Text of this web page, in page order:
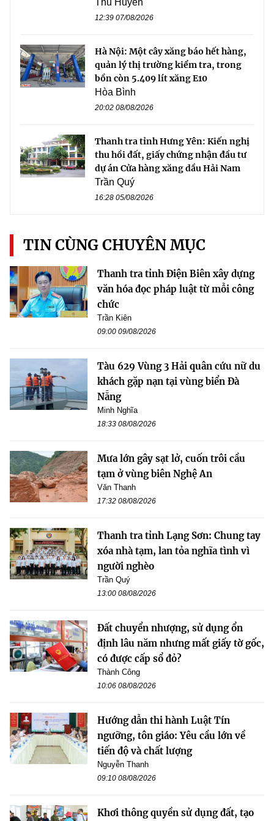
12:39 07/08/2026
Hà Nội: Một cây xăng báo hết hàng,
quản lý thị trường kiểm tra, trong
bồn còn 5.409 lít xăng E10
Hòa Bình
20:02 08/08/2026
Thanh tra tỉnh Hưng Yên: Kiến nghị
thu hồi đất, giấy chứng nhận đầu tư
dự án Cửa hàng xăng dầu Hải Nam
Trần Quý
16:28 05/08/2026
TIN CÙNG CHUYÊN MỤC
Thanh tra tỉnh Điện Biên xây dựng
văn hóa đọc pháp luật từ mỗi công
chức
Trần Kiên
09:00 09/08/2026
Tàu 629 Vùng 3 Hải quân cứu nữ du
khách gặp nạn tại vùng biển Đà
Nẵng
Minh Nghĩa
18:33 08/08/2026
Mưa lớn gây sạt lở, cuốn trôi cầu
tạm ở vùng biên Nghệ An
Văn Thanh
17:32 08/08/2026
Thanh tra tỉnh Lạng Sơn: Chung tay
xóa nhà tạm, lan tỏa nghĩa tình vì
người nghèo
Trần Quý
13:00 08/08/2026
Đất chuyển nhượng, sử dụng ổn
định lâu năm nhưng mất giấy tờ gốc,
có được cấp sổ đỏ?
Thành Công
10:06 08/08/2026
Hướng dẫn thi hành Luật Tín
ngưỡng, tôn giáo: Yêu cầu lớn về
tiến độ và chất lượng
Nguyễn Thanh
09:10 08/08/2026
Khơi thông quyền sử dụng đất, tạo